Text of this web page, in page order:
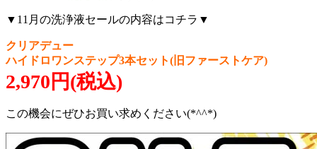
▼11月の洗浄液セールの内容はコチラ▼
クリアデュー
ハイドロワンステップ3本セット(旧ファーストケア)
2,970円(税込)
この機会にぜひお買い求めください(*^^*)